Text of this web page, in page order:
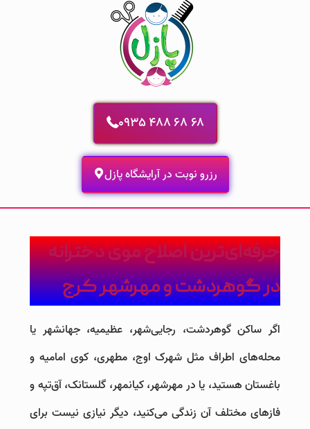
0935 488 68 68
رزرو نوبت در آرایشگاه پازل
حرفه‌ای‌ترین اصلاح موی دخترانه
در گوهردشت و مهرشهر کرج
اگر ساکن گوهردشت، رجایی‌شهر، عظیمیه، جهانشهر یا
محله‌های اطراف مثل شهرک اوج، مطهری، کوی امامیه و
باغستان هستید، یا در مهرشهر، کیانمهر، گلستانک، آق‌تپه و
فازهای مختلف آن زندگی می‌کنید، دیگر نیازی نیست برای